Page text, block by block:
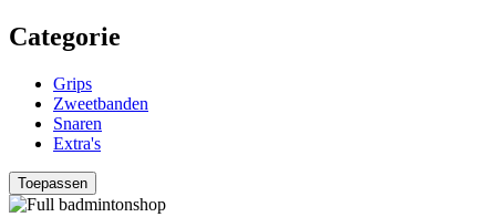
Categorie
Grips
Zweetbanden
Snaren
Extra's
Toepassen